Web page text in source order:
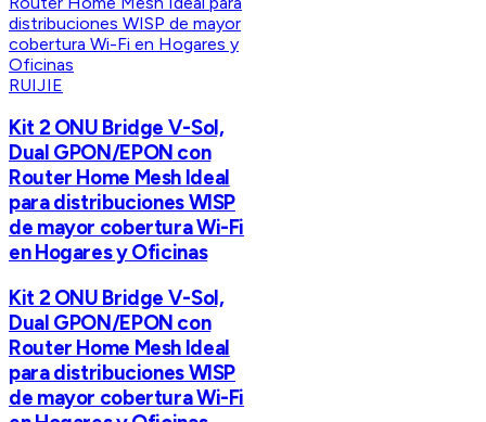
RUIJIE
Kit 2 ONU Bridge V-Sol,
Dual GPON/EPON con
Router Home Mesh Ideal
para distribuciones WISP
de mayor cobertura Wi-Fi
en Hogares y Oficinas
Kit 2 ONU Bridge V-Sol,
Dual GPON/EPON con
Router Home Mesh Ideal
para distribuciones WISP
de mayor cobertura Wi-Fi